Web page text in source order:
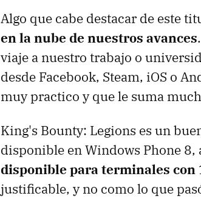
Algo que cabe destacar de este
en la nube de nuestros avances
viaje a nuestro trabajo o
desde Facebook, Steam, iOS o
muy practico y que le suma
King's Bounty: Legions es un
disponible en Windows Phone 8,
disponible para terminales con
justificable, y no como lo que